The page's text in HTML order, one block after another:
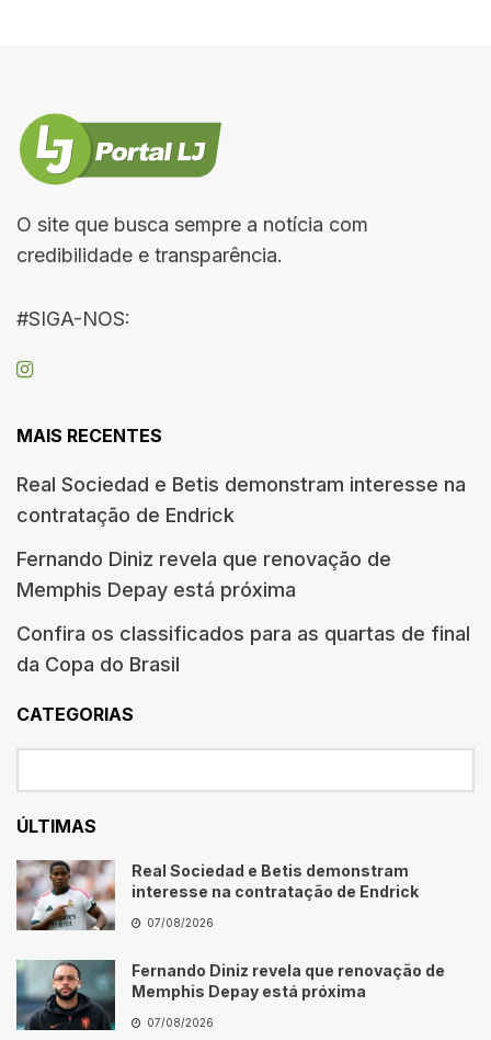
O site que busca sempre a notícia com
credibilidade e transparência.
#SIGA-NOS:
MAIS RECENTES
Real Sociedad e Betis demonstram interesse na
contratação de Endrick
Fernando Diniz revela que renovação de
Memphis Depay está próxima
Confira os classificados para as quartas de final
da Copa do Brasil
CATEGORIAS
ÚLTIMAS
Real Sociedad e Betis demonstram
interesse na contratação de Endrick
07/08/2026
Fernando Diniz revela que renovação de
Memphis Depay está próxima
07/08/2026